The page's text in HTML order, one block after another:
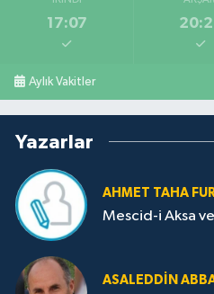
17:07
Aylık Vakitler
Yazarlar
AHMET TAHA
Mescid-i Aksa
ASALEDDIN